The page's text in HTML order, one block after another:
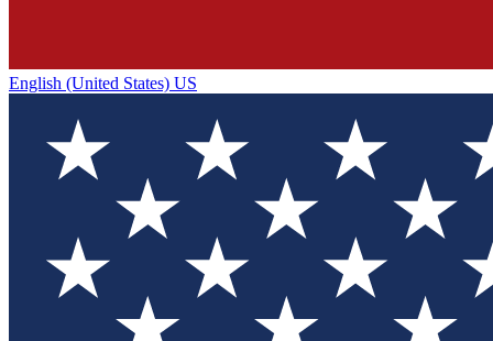
English (United States) US